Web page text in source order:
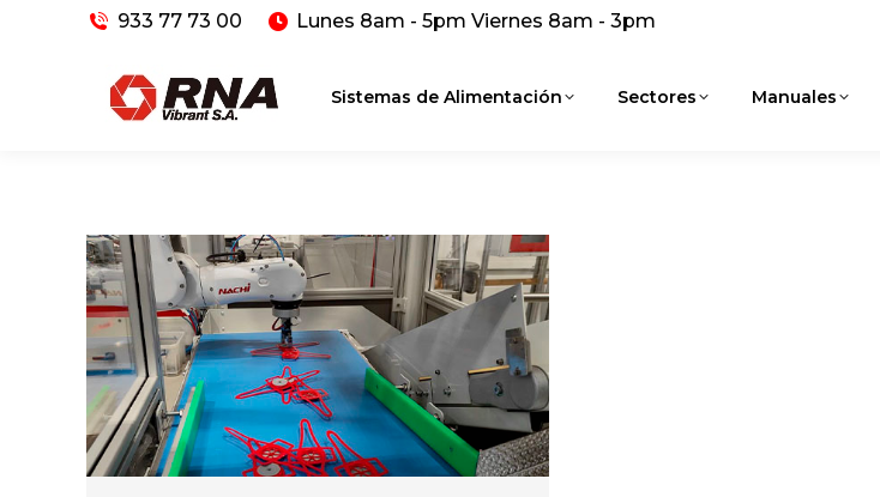
933 77 73 00 Lunes 8am - 5pm Viernes 8am - 3pm
Sistemas de Alimentación Sectores Manuales